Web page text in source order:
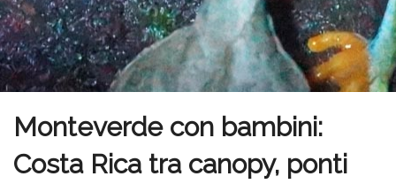
Monteverde con bambini:
Costa Rica tra canopy, ponti